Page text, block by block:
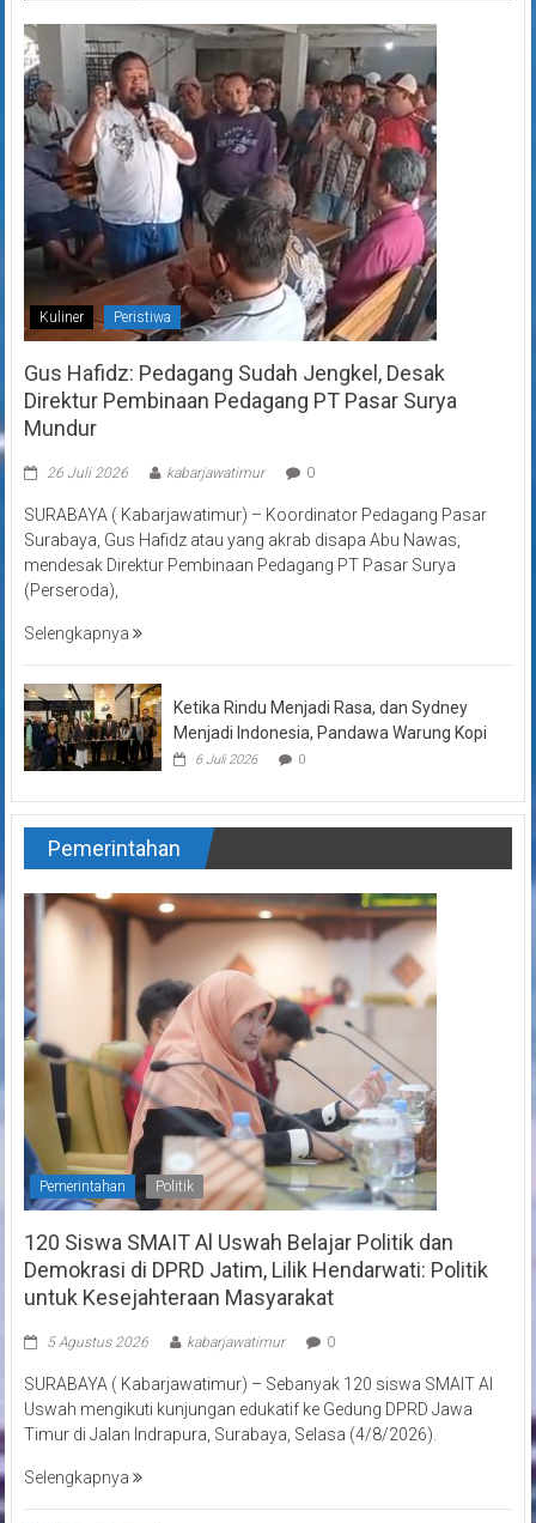
Kuliner Peristiwa
Gus Hafidz: Pedagang Sudah Jengkel, Desak
Direktur Pembinaan Pedagang PT Pasar Surya
Mundur
26 Juli 2026 kabarjawatimur 0
SURABAYA ( Kabarjawatimur) – Koordinator Pedagang Pasar
Surabaya, Gus Hafidz atau yang akrab disapa Abu Nawas,
mendesak Direktur Pembinaan Pedagang PT Pasar Surya
(Perseroda),
Selengkapnya
Ketika Rindu Menjadi Rasa, dan Sydney
Menjadi Indonesia, Pandawa Warung Kopi
6 Juli 2026 0
Pemerintahan
Pemerintahan Politik
120 Siswa SMAIT Al Uswah Belajar Politik dan
Demokrasi di DPRD Jatim, Lilik Hendarwati: Politik
untuk Kesejahteraan Masyarakat
5 Agustus 2026 kabarjawatimur 0
SURABAYA ( Kabarjawatimur) – Sebanyak 120 siswa SMAIT Al
Uswah mengikuti kunjungan edukatif ke Gedung DPRD Jawa
Timur di Jalan Indrapura, Surabaya, Selasa (4/8/2026).
Selengkapnya